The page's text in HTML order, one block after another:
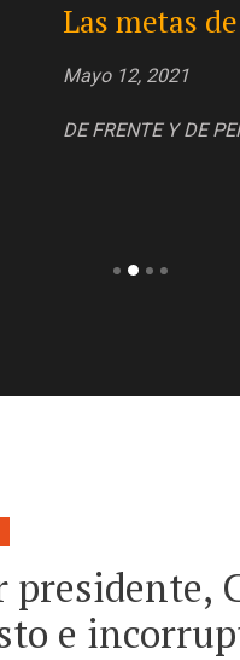
de Alito
2021
Y DE PERFIL
presidente,
e